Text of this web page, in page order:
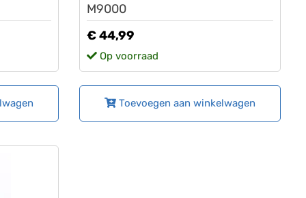
M9000
€ 44,99
Op voorraad
Toevoegen aan winkelwagen